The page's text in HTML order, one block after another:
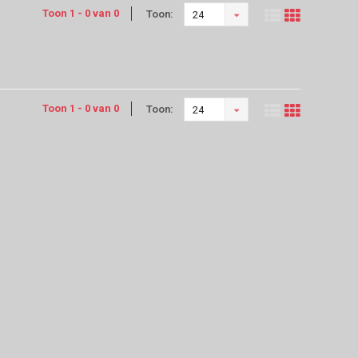
Toon 1 - 0 van 0 Toon: 24
Toon 1 - 0 van 0 Toon: 24